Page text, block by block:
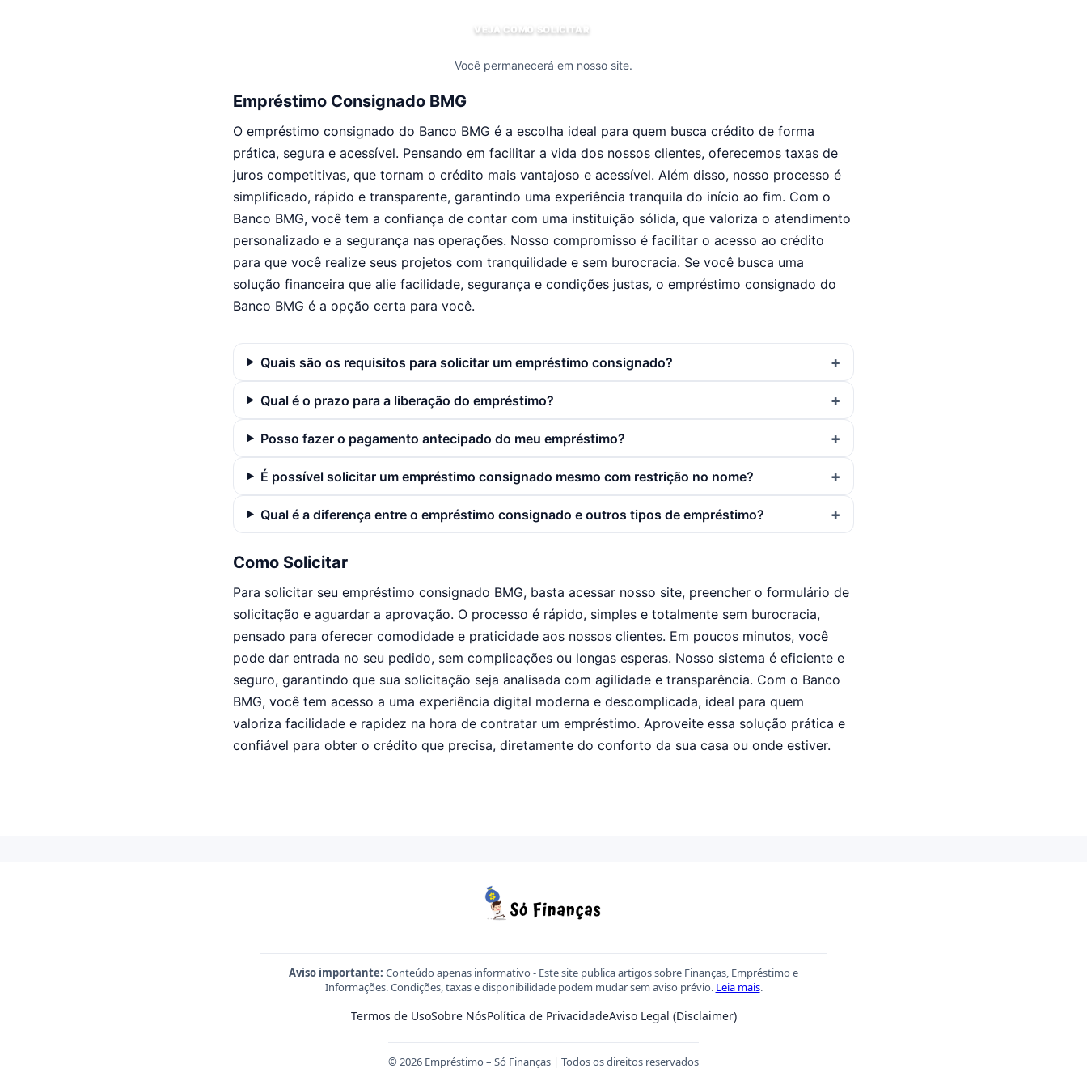
VEJA COMO SOLICITAR
Você permanecerá em nosso site.
Empréstimo Consignado BMG
O empréstimo consignado do Banco BMG é a escolha ideal para quem busca crédito de forma
prática, segura e acessível. Pensando em facilitar a vida dos nossos clientes, oferecemos taxas de
juros competitivas, que tornam o crédito mais vantajoso e acessível. Além disso, nosso processo é
simplificado, rápido e transparente, garantindo uma experiência tranquila do início ao fim. Com o
Banco BMG, você tem a confiança de contar com uma instituição sólida, que valoriza o atendimento
personalizado e a segurança nas operações. Nosso compromisso é facilitar o acesso ao crédito
para que você realize seus projetos com tranquilidade e sem burocracia. Se você busca uma
solução financeira que alie facilidade, segurança e condições justas, o empréstimo consignado do
Banco BMG é a opção certa para você.
Quais são os requisitos para solicitar um empréstimo consignado?
Qual é o prazo para a liberação do empréstimo?
Posso fazer o pagamento antecipado do meu empréstimo?
É possível solicitar um empréstimo consignado mesmo com restrição no nome?
Qual é a diferença entre o empréstimo consignado e outros tipos de empréstimo?
Como Solicitar
Para solicitar seu empréstimo consignado BMG, basta acessar nosso site, preencher o formulário de
solicitação e aguardar a aprovação. O processo é rápido, simples e totalmente sem burocracia,
pensado para oferecer comodidade e praticidade aos nossos clientes. Em poucos minutos, você
pode dar entrada no seu pedido, sem complicações ou longas esperas. Nosso sistema é eficiente e
seguro, garantindo que sua solicitação seja analisada com agilidade e transparência. Com o Banco
BMG, você tem acesso a uma experiência digital moderna e descomplicada, ideal para quem
valoriza facilidade e rapidez na hora de contratar um empréstimo. Aproveite essa solução prática e
confiável para obter o crédito que precisa, diretamente do conforto da sua casa ou onde estiver.
Aviso importante: Conteúdo apenas informativo - Este site publica artigos sobre Finanças, Empréstimo e
Informações. Condições, taxas e disponibilidade podem mudar sem aviso prévio. Leia mais.
Termos de UsoSobre NósPolítica de PrivacidadeAviso Legal (Disclaimer)
© 2026 Empréstimo – Só Finanças | Todos os direitos reservados